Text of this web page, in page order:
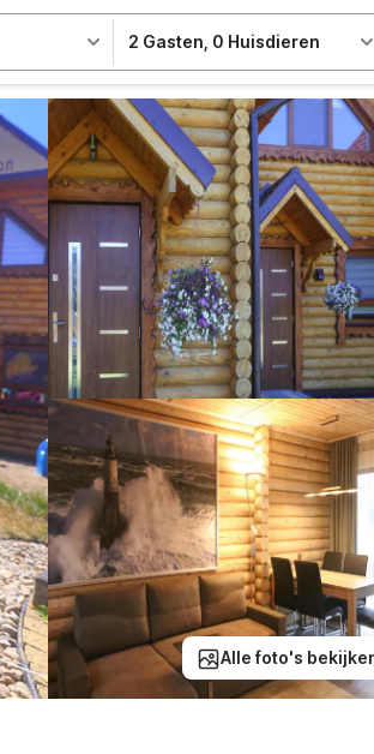
2 Gasten 0 Huisdieren
Alle foto's